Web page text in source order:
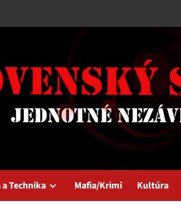
a Technika Mafia/Krimi Kultúra